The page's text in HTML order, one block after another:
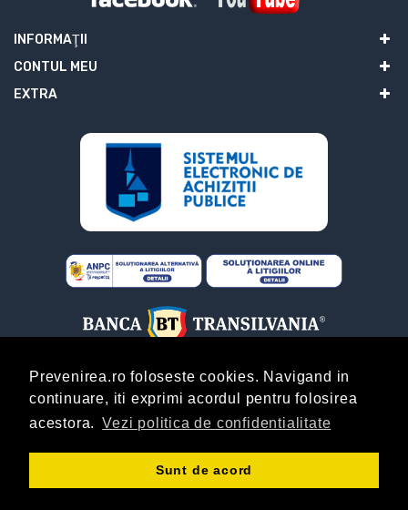
Prevenirea.ro foloseste cookies. Navigand in
continuare, iti exprimi acordul pentru folosirea
acestora.
Vezi politica de confidentialitate
Sunt de acord
INFORMAŢII
CONTUL MEU
EXTRA
ABONARE
Copyright © Prevenirea.Ro! ByAgentieOnline.ro!